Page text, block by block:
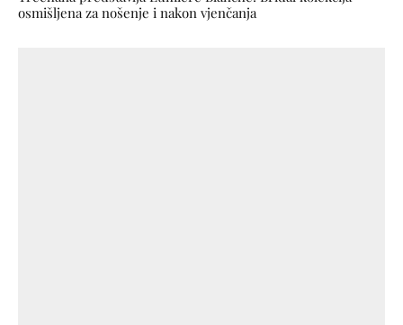
osmišljena za nošenje i nakon vjenčanja